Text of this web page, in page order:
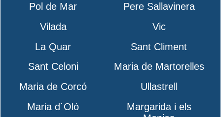
Pol de Mar
Pere Sallavinera
Vilada
Vic
La Quar
Sant Climent
Sant Celoni
Maria de Martorelles
Maria de Corcó
Ullastrell
Maria d´Oló
Margarida i els